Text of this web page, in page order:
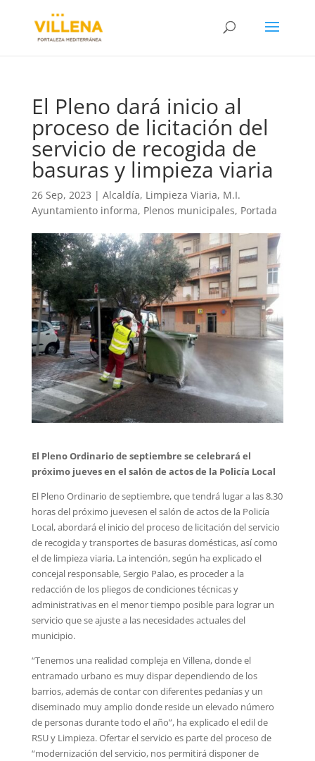
El Pleno dará inicio al
proceso de licitación del
servicio de recogida de
basuras y limpieza viaria
26 Sep, 2023 | Alcaldía, Limpieza Viaria, M.I.
Ayuntamiento informa, Plenos municipales, Portada
El Pleno Ordinario de septiembre se celebrará el
próximo jueves en el salón de actos de la Policía Local
El Pleno Ordinario de septiembre, que tendrá lugar a las 8.30
horas del próximo juevesen el salón de actos de la Policía
Local, abordará el inicio del proceso de licitación del servicio
de recogida y transportes de basuras domésticas, así como
el de limpieza viaria. La intención, según ha explicado el
concejal responsable, Sergio Palao, es proceder a la
redacción de los pliegos de condiciones técnicas y
administrativas en el menor tiempo posible para lograr un
servicio que se ajuste a las necesidades actuales del
municipio.
“Tenemos una realidad compleja en Villena, donde el
entramado urbano es muy dispar dependiendo de los
barrios, además de contar con diferentes pedanías y un
diseminado muy amplio donde reside un elevado número
de personas durante todo el año”, ha explicado el edil de
RSU y Limpieza. Ofertar el servicio es parte del proceso de
“modernización del servicio, nos permitirá disponer de